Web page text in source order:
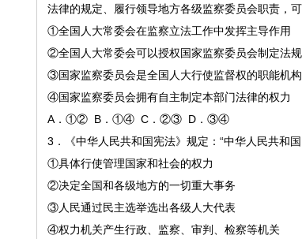
法律的规定、履行领导地方各级监察委员会职责
①全国人大常委会在监察立法工作中发挥主导作用
②全国人大常委会可以授权国家监察委员会制定法规
③国家监察委员会是全国人大行使监督权的职能机构
④国家监察委员会拥有自主制定本部门法律的权力
A．①② B．①④ C．②③ D．③④
3 ．《中华人民共和国宪法》规定： “中华人民共和
①具体行使管理国家和社会的权力
②决定全国和各级地方的一切重大事务
③人民通过民主选举选出各级人大代表
④权力机关产生行政、监察、审判、检察等机关